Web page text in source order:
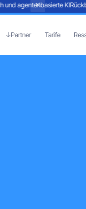
agentenbasierte KI
Partner Tarife